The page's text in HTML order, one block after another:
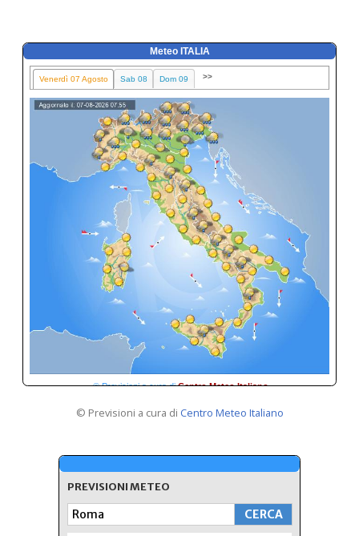
Meteo ITALIA
© Previsioni a cura di Centro Meteo Italiano